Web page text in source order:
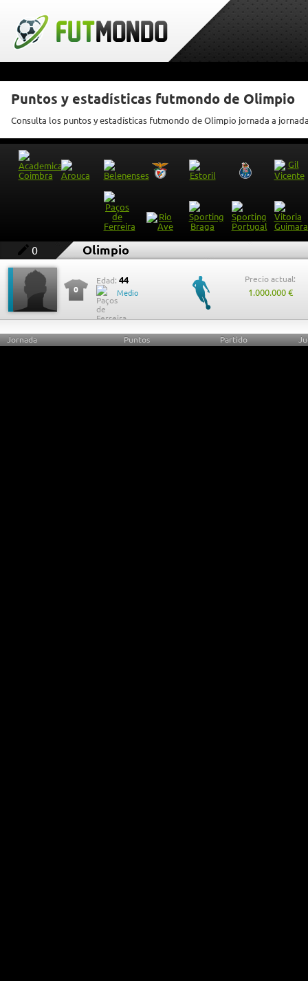
Puntos y estadísticas futmondo de Olimpio
Consulta los puntos y estadísticas futmondo de Olimpio jornada a
0 Olimpio
0
Edad: 44
Medio
Precio actual:
1.000.000 €
Jornada Puntos Partido